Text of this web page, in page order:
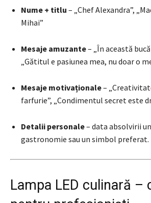
Nume + titlu – „Chef Alexandra”,
Mihai”
Mesaje amuzante– „În această
„Gătitul e pasiunea mea, nu doar o
Mesaje motivaționale–
farfurie”, „Condimentul secret este
Detalii personale– data absolvirii
gastronomie sau un simbol preferat.
Lampa LED culinară –